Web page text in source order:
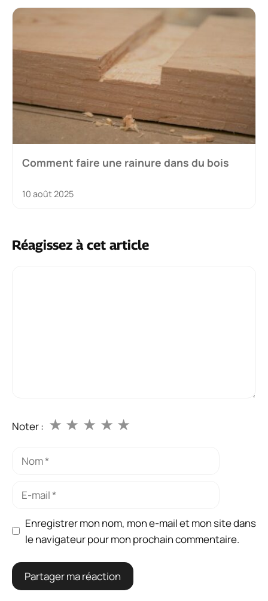
Comment faire une rainure dans du bois
10 août 2025
Réagissez à cet article
Noter : ★
★
★
★
★
Nom
Enregistrer mon nom, mon e-mail et mon site dans
le navigateur pour mon prochain commentaire.